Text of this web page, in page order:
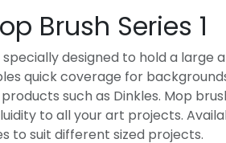
Brush Series 1
designed to hold a large
quick coverage for
such as Dinkles. Mop
to all your art projects.
to suit different sized projects.